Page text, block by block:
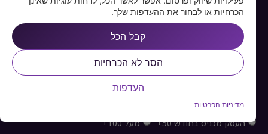
העסק מכניס בחודש מתחת ל50 אלף
העסק מכניס בחודש 50+
מעל 100+
הכרחיות או לבחור את ההעדפות שלך.
קבל הכל
הסר לא הכרחיות
העדפות
מדיניות הפרטיות